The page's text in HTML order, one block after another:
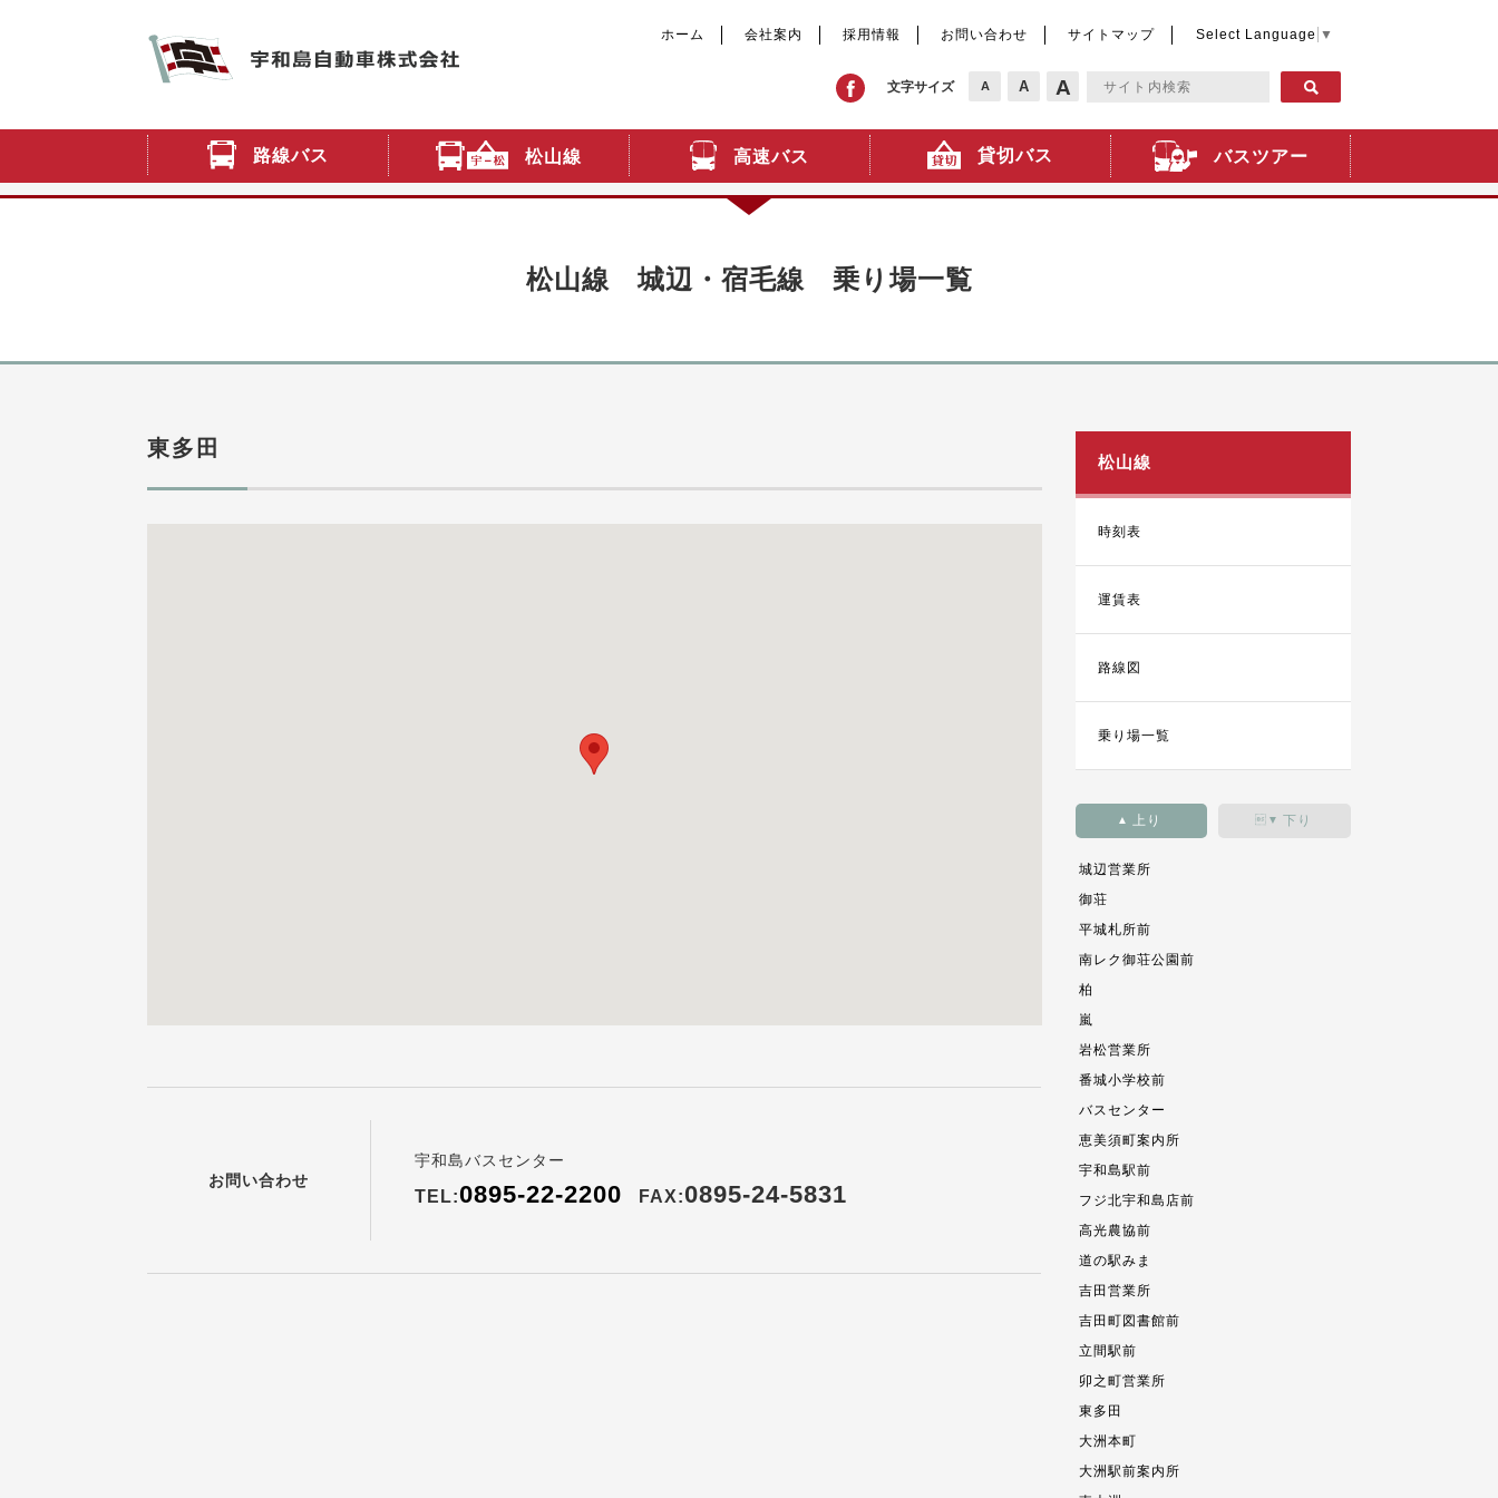
ホーム 会社案内 採用情報 お問い合わせ サイトマップ Select Language ▼
文字サイズ A A A
路線バス 松山線 高速バス 貸切バス バスツアー
松山線 城辺・宿毛線 乗り場一覧
東多田
お問い合わせ
宇和島バスセンター
TEL:0895-22-2200 FAX:0895-24-5831
松山線
時刻表
運賃表
路線図
乗り場一覧
▲ 上り ▼ 下り
城辺営業所
御荘
平城札所前
南レク御荘公園前
柏
嵐
岩松営業所
番城小学校前
バスセンター
恵美須町案内所
宇和島駅前
フジ北宇和島店前
高光農協前
道の駅みま
吉田営業所
吉田町図書館前
立間駅前
卯之町営業所
東多田
大洲本町
大洲駅前案内所